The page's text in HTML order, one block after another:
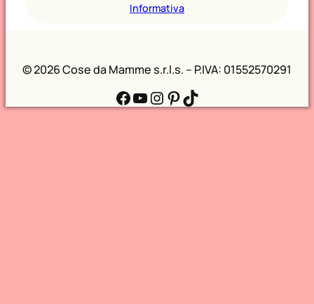
Informativa
©2026 Cose da Mamme s.r.l.s. – P.IVA: 01552570291
Facebook YouTube Instagram Pinterest TikTok